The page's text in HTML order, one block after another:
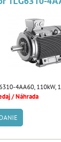
4AA60, 110kW,
/ Náhrada